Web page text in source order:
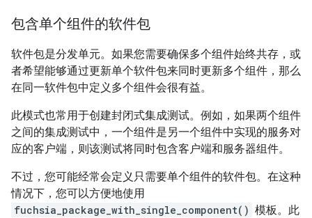
包含单个组件的软件包
软件包是分发单元。如果您需要确保多个组件始终共存，或
者希望能够通过更新单个软件包来同时更新多个组件，那么
在同一软件包中定义多个组件会很有益。
此模式也常用于创建封闭式集成测试。例如，如果两个组件
之间的集成测试中，一个组件是另一个组件中实现的服务对
应的客户端，则该测试将同时包含客户端和服务器组件。
不过，您可能经常会定义只需要单个组件的软件包。在这种
情况下，您可以方便地使用
fuchsia_package_with_single_component() 模板。此